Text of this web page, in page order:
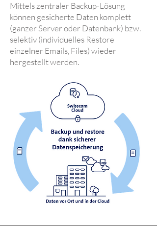
Mittels zentraler Backup-Lösung
können gesicherte Daten komplett
(ganzer Server oder Datenbank) bzw.
selektiv (individuelles Restore
einzelner Emails, Files) wieder
hergestellt werden.